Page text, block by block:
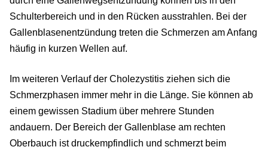
Schulterbereich und in den Rücken ausstrahlen. Bei der
Gallenblasenentzündung treten die Schmerzen am Anfang
häufig in kurzen Wellen auf.
Im weiteren Verlauf der Cholezystitis ziehen sich die
Schmerzphasen immer mehr in die Länge. Sie können ab
einem gewissen Stadium über mehrere Stunden
andauern. Der Bereich der Gallenblase am rechten
Oberbauch ist druckempfindlich und schmerzt beim